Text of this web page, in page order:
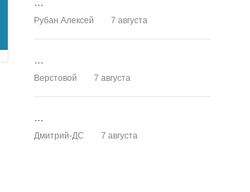
Рубан Алексей 7 августа
Верстовой 7 августа
Дмитрий-ДС 7 августа